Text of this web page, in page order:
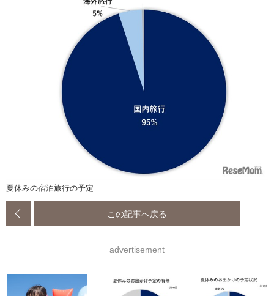
夏休みの宿泊旅行の予定
この記事へ戻る
advertisement